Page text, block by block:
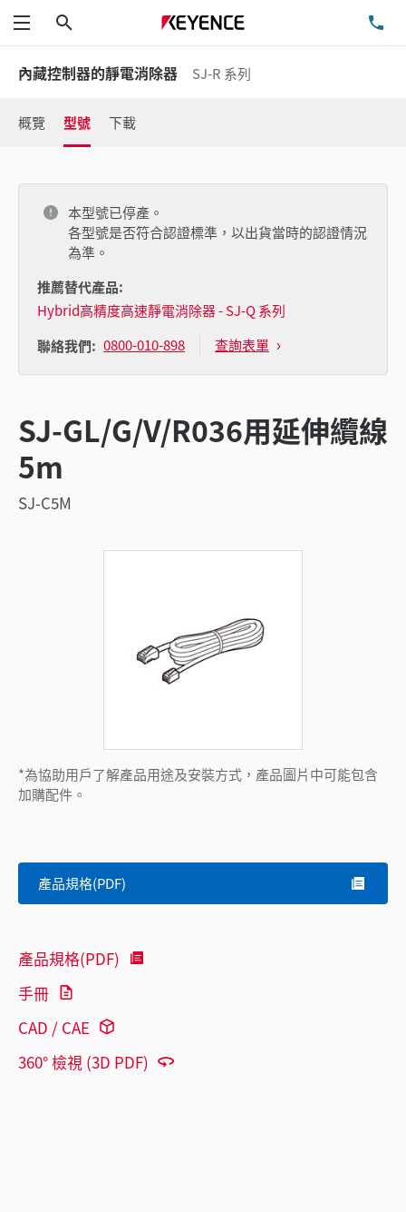
功能表
內藏控制器的靜電消除器 SJ-R 系列
概覽 型號 下載
本型號已停產。
各型號是否符合認證標準，以出貨當時的認證情況
為準。
推薦替代產品:
Hybrid高精度高速靜電消除器 - SJ-Q 系列
聯絡我們: 0800-010-898 查詢表單
SJ-GL/G/V/R036用延伸纜線
5m
SJ-C5M
*為協助用戶了解產品用途及安裝方式，產品圖片中可能包含
加購配件。
產品規格(PDF)
產品規格(PDF)
手冊
CAD / CAE
360° 檢視 (3D PDF)